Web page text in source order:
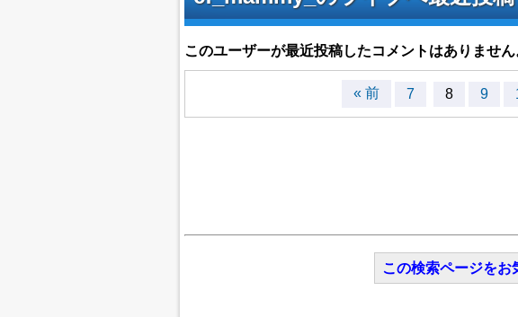
このユーザーが最近投稿したコメントはありません
« 前 7 8 9
この検索ページをお